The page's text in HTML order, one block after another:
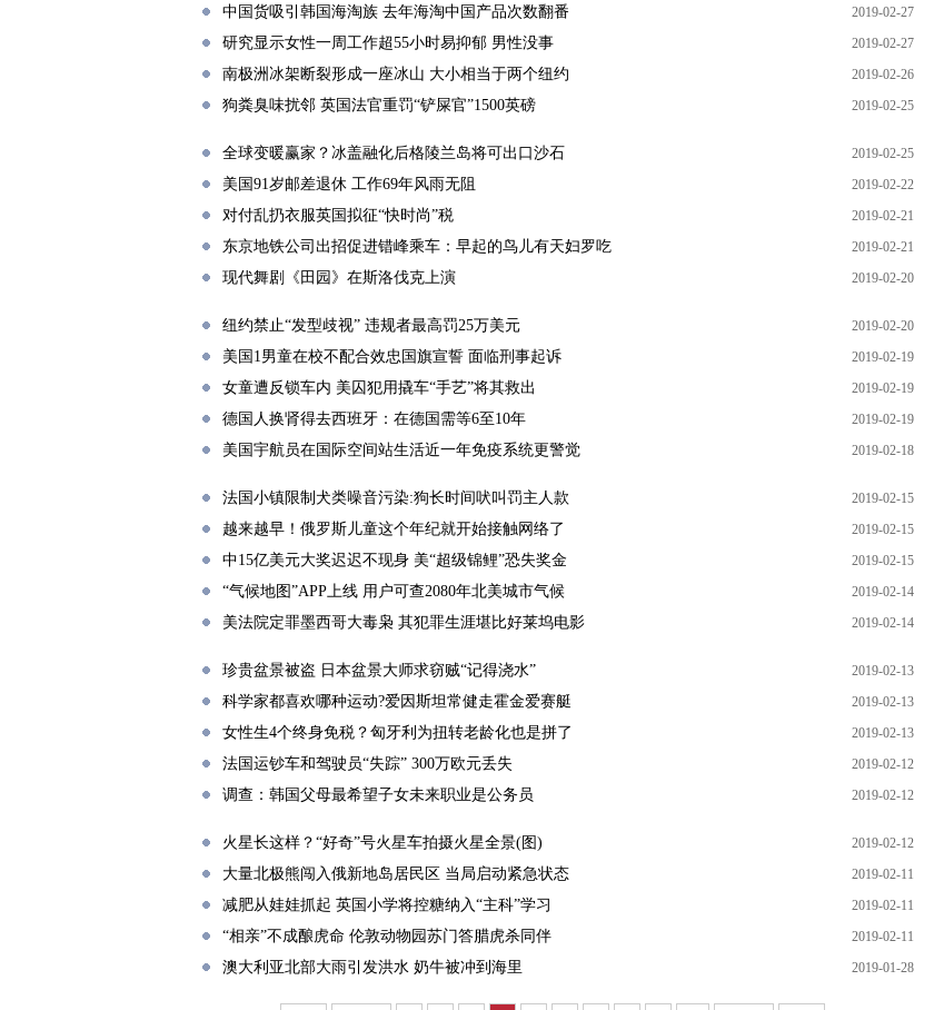
中国货吸引韩国海淘族 去年海淘中国产品次数翻番 2019-02-27
研究显示女性一周工作超55小时易抑郁 男性没事 2019-02-27
南极洲冰架断裂形成一座冰山 大小相当于两个纽约 2019-02-26
狗粪臭味扰邻 英国法官重罚“铲屎官”1500英磅 2019-02-25
全球变暖赢家？冰盖融化后格陵兰岛将可出口沙石 2019-02-25
美国91岁邮差退休 工作69年风雨无阻 2019-02-22
对付乱扔衣服英国拟征“快时尚”税 2019-02-21
东京地铁公司出招促进错峰乘车：早起的鸟儿有天妇罗吃 2019-02-21
现代舞剧《田园》在斯洛伐克上演 2019-02-20
纽约禁止“发型歧视” 违规者最高罚25万美元 2019-02-20
美国1男童在校不配合效忠国旗宣誓 面临刑事起诉 2019-02-19
女童遭反锁车内 美囚犯用撬车“手艺”将其救出 2019-02-19
德国人换肾得去西班牙：在德国需等6至10年 2019-02-19
美国宇航员在国际空间站生活近一年免疫系统更警觉 2019-02-18
法国小镇限制犬类噪音污染:狗长时间吠叫罚主人款 2019-02-15
越来越早！俄罗斯儿童这个年纪就开始接触网络了 2019-02-15
中15亿美元大奖迟迟不现身 美“超级锦鲤”恐失奖金 2019-02-15
“气候地图”APP上线 用户可查2080年北美城市气候 2019-02-14
美法院定罪墨西哥大毒枭 其犯罪生涯堪比好莱坞电影 2019-02-14
珍贵盆景被盗 日本盆景大师求窃贼“记得浇水” 2019-02-13
科学家都喜欢哪种运动?爱因斯坦常健走霍金爱赛艇 2019-02-13
女性生4个终身免税？匈牙利为扭转老龄化也是拼了 2019-02-13
法国运钞车和驾驶员“失踪” 300万欧元丢失 2019-02-12
调查：韩国父母最希望子女未来职业是公务员 2019-02-12
火星长这样？“好奇”号火星车拍摄火星全景(图) 2019-02-12
大量北极熊闯入俄新地岛居民区 当局启动紧急状态 2019-02-11
减肥从娃娃抓起 英国小学将控糖纳入“主科”学习 2019-02-11
“相亲”不成酿虎命 伦敦动物园苏门答腊虎杀同伴 2019-02-11
澳大利亚北部大雨引发洪水 奶牛被冲到海里 2019-01-28